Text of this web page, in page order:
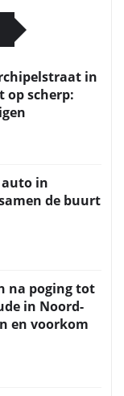
in
op scherp:
in
de buurt
na poging tot
in Noord-
en voorkom